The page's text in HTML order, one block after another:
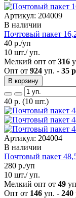
Артикул: 204009
В наличии
Почтовый пакет
40 р./уп
10 шт./ уп.
Мелкий опт от 316
Опт от 924 уп. - 35
В корзину
40 р. (10 шт.)
Артикул: 204004
В наличии
Почтовый пакет
280 р./уп
10 шт./ уп.
Мелкий опт от 49
Опт от 146 уп. - 240